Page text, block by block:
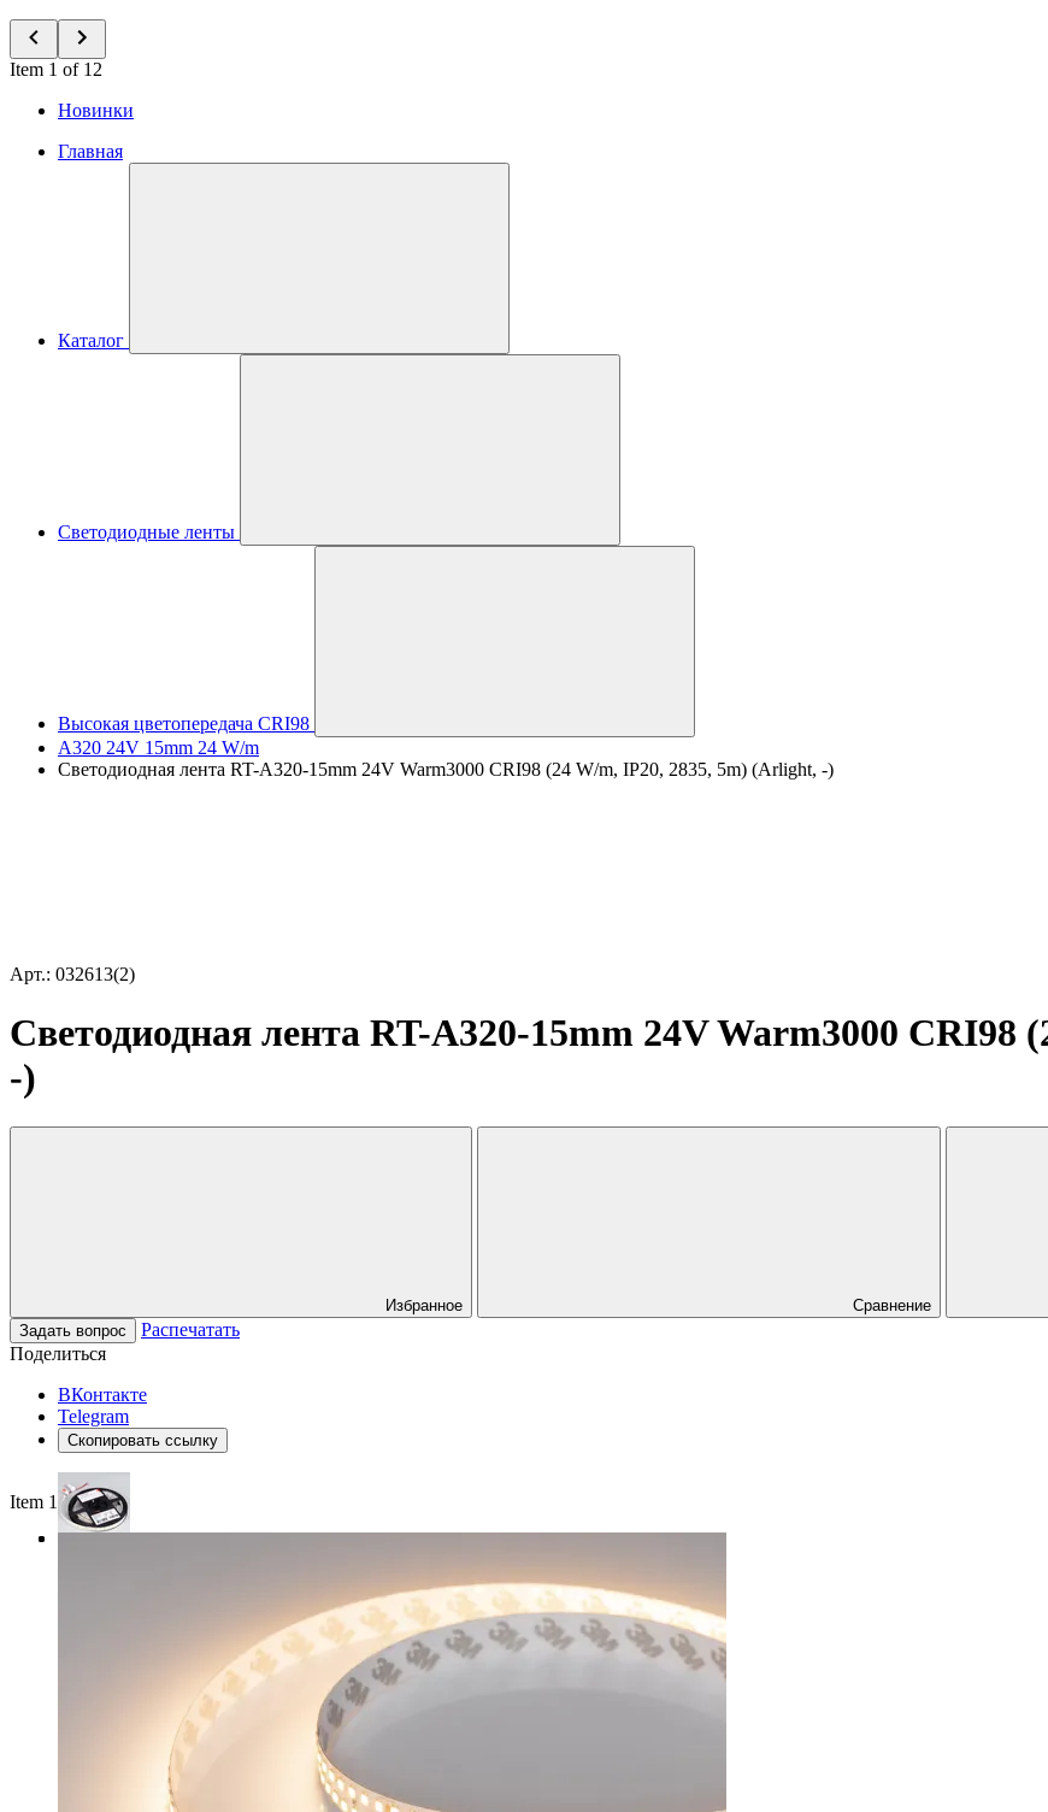
Item 1 of 12
Новинки
Главная
Каталог
Светодиодные ленты
Высокая цветопередача CRI98
A320 24V 15mm 24 W/m
Светодиодная лента RT-A320-15mm 24V Warm3000 CRI98 (24 W/m, IP20, 2835, 5m) (Arlight, -)
Арт.: 032613(2)
Светодиодная лента RT-A320-15mm 24V Warm3000 CRI98
-)
Избранное Сравнение
Задать вопрос
Распечатать
Поделиться
ВКонтакте
Telegram
Скопировать ссылку
Item 1 of 3